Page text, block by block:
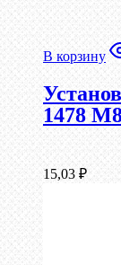
В корзину
1478
15,03 ₽